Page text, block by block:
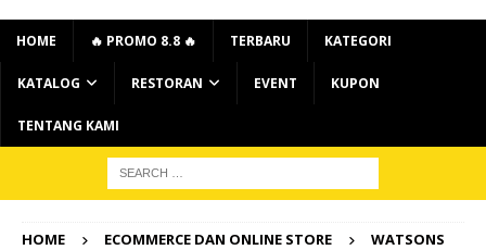
HOME 🔥 PROMO 8.8 🔥 TERBARU KATEGORI
KATALOG RESTORAN EVENT KUPON
TENTANG KAMI
HOME ECOMMERCE DAN ONLINE STORE
WATSONS